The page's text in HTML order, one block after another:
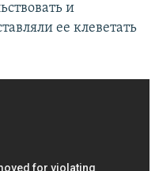
и
ее клеветать